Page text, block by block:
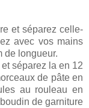
et séparez celle-
avec vos mains
de longueur.
séparez la en 12
de pâte en
au rouleau en
de garniture